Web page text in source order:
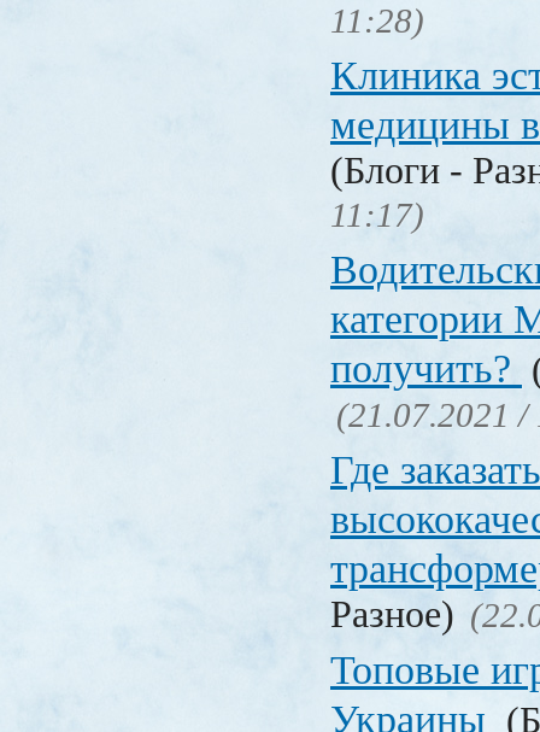
11:28)
Клиника
медицины
(Блоги -
11:17)
категории
получить?
(21.07.2021 /
Где заказать
Разное)
Топовые
Украины